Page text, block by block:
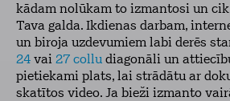
kādam nolūkam to izmantosi un
Tava galda. Ikdienas darbam,
un biroja uzdevumiem labi derēs
24 vai 27 collu diagonāli un
pietiekami plats, lai strādātu ar
skatītos video. Ja bieži izmanto